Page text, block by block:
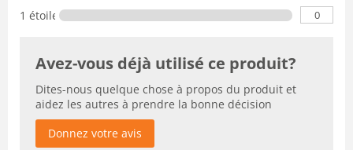
1 étoile 0
Avez-vous déjà utilisé ce produit?
Dites-nous quelque chose à propos du produit et
aidez les autres à prendre la bonne décision
Donnez votre avis